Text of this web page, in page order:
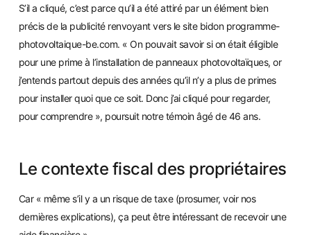
S’il a cliqué, c’est parce qu’il a été attirépar un élément bien
précis de la publicité renvoyant vers le site bidon programme-
photovoltaique-be.com. « On pouvait savoir si on était éligible
pour une prime à l’installation de panneaux photovoltaïques, or
j’entends partout depuis des années qu’il n’y a plus de primes
pour installer quoi que ce soit. Donc j’ai cliqué pour regarder,
pour comprendre », poursuit notre témoin âgé de 46 ans.
Le contexte fiscal des propriétaires
Car « même s’il y a un risque de taxe (prosumer, voir nos
dernières explications), ça peut être intéressant de recevoir une